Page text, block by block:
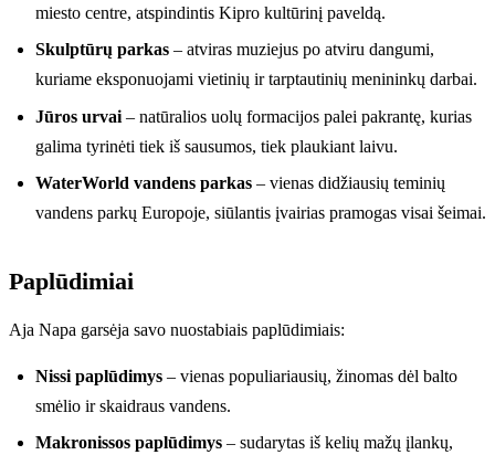
miesto centre, atspindintis Kipro kultūrinį paveldą.
Skulptūrų parkas – atviras muziejus po atviru dangumi,
kuriame eksponuojami vietinių ir tarptautinių menininkų darbai.
Jūros urvai – natūralios uolų formacijos palei pakrantę, kurias
galima tyrinėti tiek iš sausumos, tiek plaukiant laivu.
WaterWorld vandens parkas – vienas didžiausių teminių
vandens parkų Europoje, siūlantis įvairias pramogas visai šeimai.
Paplūdimiai
Aja Napa garsėja savo nuostabiais paplūdimiais:
Nissi paplūdimys – vienas populiariausių, žinomas dėl balto
smėlio ir skaidraus vandens.
Makronissos paplūdimys – sudarytas iš kelių mažų įlankų,